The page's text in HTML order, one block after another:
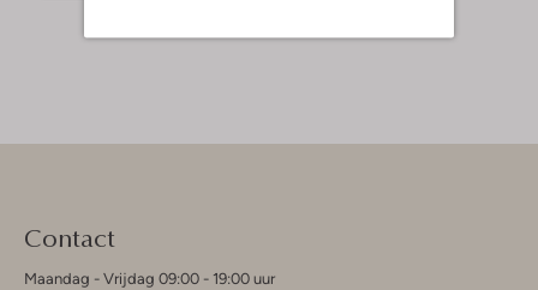
Contact
Maandag - Vrijdag 09:00 - 19:00 uur